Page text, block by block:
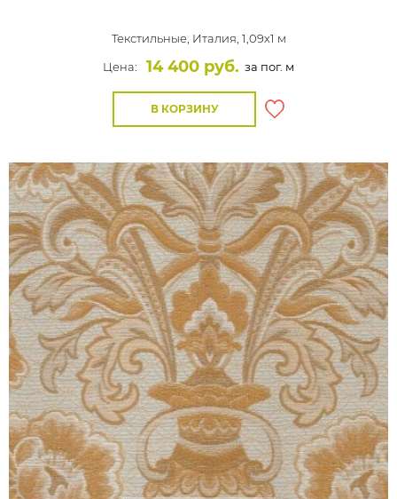
Текстильные, Италия, 1,09x1 м
Цена:
14 400 руб. за пог. м
В КОРЗИНУ